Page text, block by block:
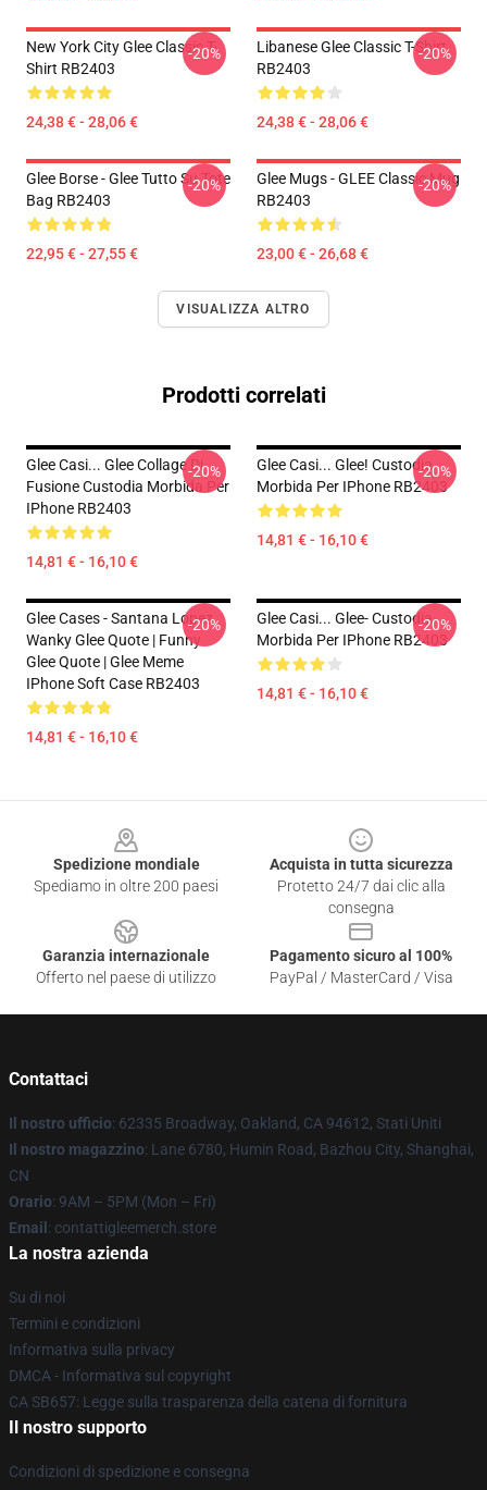
New York City Glee Classic T-
Shirt RB2403
24,38 € - 28,06 €
-20%
Libanese Glee Classic T-Shirt
RB2403
24,38 € - 28,06 €
-20%
Glee Borse - Glee Tutto Su Tote
Bag RB2403
22,95 € - 27,55 €
-20%
Glee Mugs - GLEE Classic Mug
RB2403
23,00 € - 26,68 €
-20%
VISUALIZZA ALTRO
Prodotti correlati
Glee Casi... Glee Collage Di
Fusione Custodia Morbida Per
IPhone RB2403
14,81 € - 16,10 €
-20%
Glee Casi... Glee! Custodia
Morbida Per IPhone RB2403
14,81 € - 16,10 €
-20%
Glee Cases - Santana Lopez
Wanky Glee Quote | Funny
Glee Quote | Glee Meme
IPhone Soft Case RB2403
14,81 € - 16,10 €
-20%
Glee Casi... Glee- Custodia
Morbida Per IPhone RB2403
14,81 € - 16,10 €
-20%
Spedizione mondiale
Spediamo in oltre 200 paesi
Acquista in tutta sicurezza
Protetto 24/7 dai clic alla
consegna
Garanzia internazionale
Offerto nel paese di utilizzo
Pagamento sicuro al 100%
PayPal / MasterCard / Visa
Contattaci
Il nostro ufficio: 62335 Broadway, Oakland, CA 94612, Stati Uniti
Il nostro magazzino: Lane 6780, Humin Road, Bazhou City, Shanghai,
CN
Orario: 9AM – 5PM (Mon – Fri)
Email : contattigleemerch.store
La nostra azienda
Su di noi
Termini e condizioni
Informativa sulla privacy
DMCA - Informativa sul copyright
CA SB657: Legge sulla trasparenza della catena di fornitura
Il nostro supporto
Condizioni di spedizione e consegna